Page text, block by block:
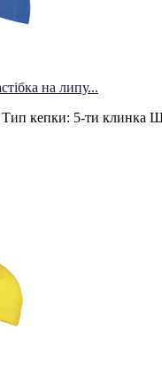
на липу...
кепки: 5-ти клинка